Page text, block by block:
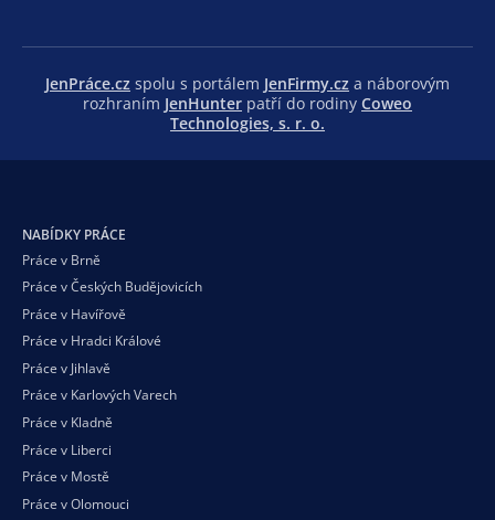
JenPráce.cz spolu s portálem JenFirmy.cz a náborovým
rozhraním JenHunter patří do rodiny Coweo
Technologies, s. r. o.
NABÍDKY PRÁCE
Práce v Brně
Práce v Českých Budějovicích
Práce v Havířově
Práce v Hradci Králové
Práce v Jihlavě
Práce v Karlových Varech
Práce v Kladně
Práce v Liberci
Práce v Mostě
Práce v Olomouci